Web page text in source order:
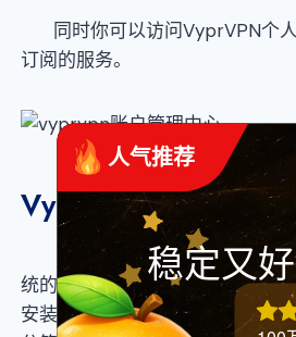
同时你可以访问VyprVPN个
订阅的服务。
VyprVPN下载与安装
VyprVPN在用户管理中心提
统的下载安装指南，你可以根据
安装。安装成功后登录账户连接
人气推荐
稳定又